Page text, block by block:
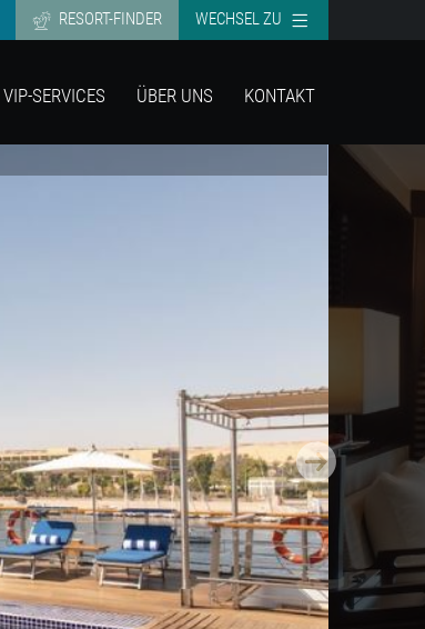
RESORT-FINDER WECHSEL ZU
VIP-SERVICES ÜBER UNS KONTAKT